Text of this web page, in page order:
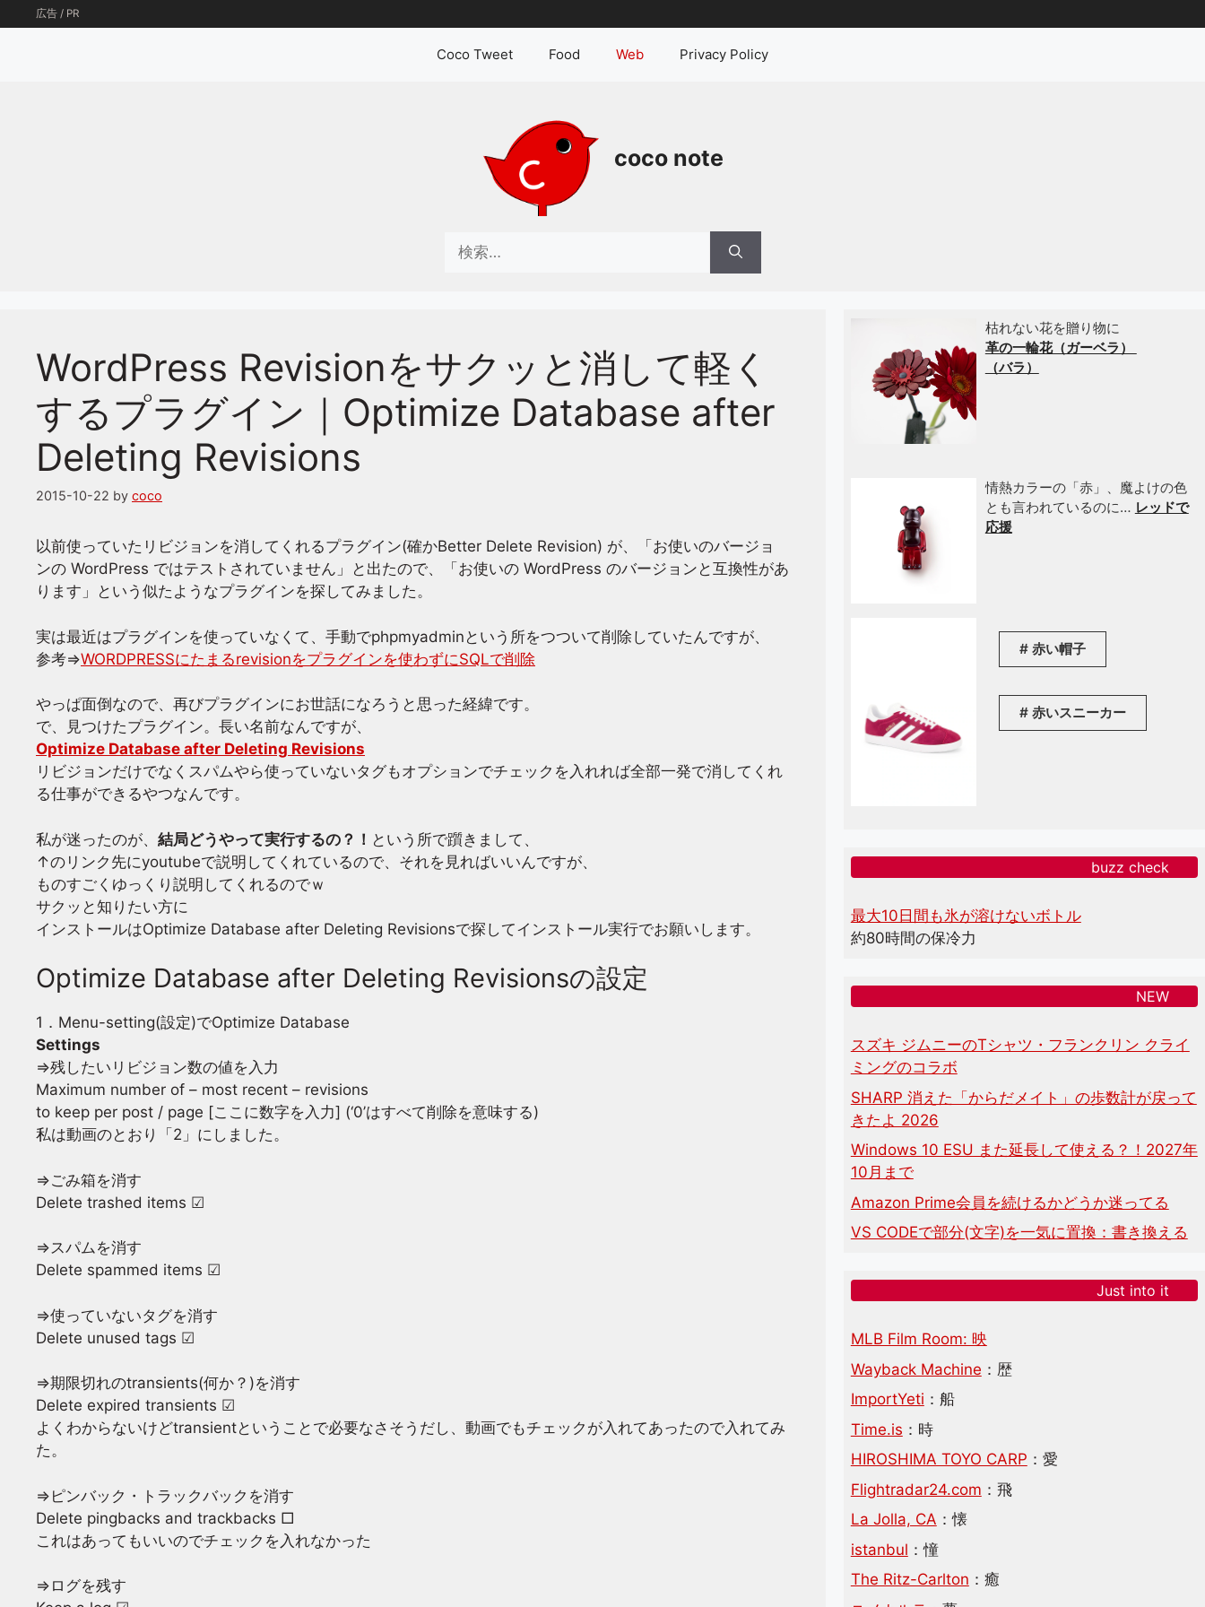
ン
広告 / PR
Coco Tweet Food Web Privacy Policy
coco note
索:
WordPress Revisionをサクッと消して軽く
するプラグイン｜Optimize Database after
Deleting Revisions
2015-10-22 by coco
以前使っていたリビジョンを消してくれるプラグイン(確かBetter Delete Revision) が、「お使いのバージョ
ンの WordPress ではテストされていません」と出たので、「お使いの WordPress のバージョンと互換性があ
ります」という似たようなプラグインを探してみました。
実は最近はプラグインを使っていなくて、手動でphpmyadminという所をつついて削除していたんですが、
参考⇒WORDPRESSにたまるrevisionをプラグインを使わずにSQLで削除
やっぱ面倒なので、再びプラグインにお世話になろうと思った経緯です。
で、見つけたプラグイン。長い名前なんですが、
Optimize Database after Deleting Revisions
リビジョンだけでなくスパムやら使っていないタグもオプションでチェックを入れれば全部一発で消してくれ
る仕事ができるやつなんです。
私が迷ったのが、 結局どうやって実行するの？！ という所で躓きまして、
↑のリンク先にyoutubeで説明してくれているので、それを見ればいいんですが、
ものすごくゆっくり説明してくれるのでｗ
サクッと知りたい方に
インストールはOptimize Database after Deleting Revisionsで探してインストール実行でお願いします。
Optimize Database after Deleting Revisionsの設定
1．Menu-setting(設定)でOptimize Database
Settings
⇒残したいリビジョン数の値を入力
Maximum number of – most recent – revisions
to keep per post / page [ここに数字を入力] (‘0’はすべて削除を意味する)
私は動画のとおり「2」にしました。
⇒ごみ箱を消す
Delete trashed items ☑
⇒スパムを消す
Delete spammed items ☑
⇒使っていないタグを消す
Delete unused tags ☑
⇒期限切れのtransients(何か？)を消す
Delete expired transients ☑
よくわからないけどtransientということで必要なさそうだし、動画でもチェックが入れてあったので入れてみ
た。
⇒ピンバック・トラックバックを消す
Delete pingbacks and trackbacks □
これはあってもいいのでチェックを入れなかった
⇒ログを残す
枯れない花を贈り物に
革の一輪花（ガーベラ）
（バラ）
情熱カラーの「赤」、魔よけの色
とも言われているのに… レッドで
応援
赤い帽子
赤いスニーカー
buzz check
最大10日間も氷が溶けないボトル
約80時間の保冷力
NEW
スズキ ジムニーのTシャツ・フランクリン クライ
ミングのコラボ
SHARP 消えた「からだメイト」の歩数計が戻って
きたよ 2026
Windows 10 ESU また延長して使える？！2027年
10月まで
Amazon Prime会員を続けるかどうか迷ってる
VS CODEで部分(文字)を一気に置換：書き換える
Just into it
MLB Film Room: 映
Wayback Machine ：歴
ImportYeti ：船
Time.is ：時
HIROSHIMA TOYO CARP ：愛
Flightradar24.com ：飛
La Jolla, CA ：懐
istanbul ：憧
The Ritz-Carlton ：癒